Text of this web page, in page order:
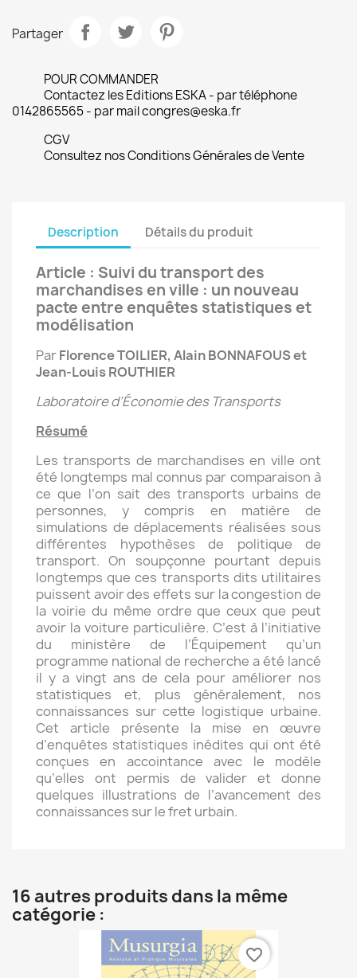
Partager
POUR COMMANDER
Contactez les Editions ESKA - par téléphone
0142865565 - par mail congres@eska.fr
CGV
Consultez nos Conditions Générales de Vente
Description Détails du produit
Article : Suivi du transport des
marchandises en ville : un nouveau
pacte entre enquêtes statistiques et
modélisation
ParFlorence TOILIER, Alain BONNAFOUS et
Jean-Louis ROUTHIER
Laboratoire d’Économie des Transports
Résumé
Les transports de marchandises en ville ont
été longtemps mal connus par comparaison à
ce que l’on sait des transports urbains de
personnes, y compris en matière de
simulations de déplacements réalisées sous
différentes hypothèses de politique de
transport. On soupçonne pourtant depuis
longtemps que ces transports dits utilitaires
puissent avoir des effets sur la congestion de
la voirie du même ordre que ceux que peut
avoir la voiture particulière. C’est à l’initiative
du ministère de l’Équipement qu’un
programme national de recherche a été lancé
il y a vingt ans de cela pour améliorer nos
statistiques et, plus généralement, nos
connaissances sur cette logistique urbaine.
Cet article présente la mise en œuvre
d’enquêtes statistiques inédites qui ont été
conçues en accointance avec le modèle
qu’elles ont permis de valider et donne
quelques illustrations de l’avancement des
connaissances sur le fret urbain.
16 autres produits dans la même
catégorie :
favorite_border